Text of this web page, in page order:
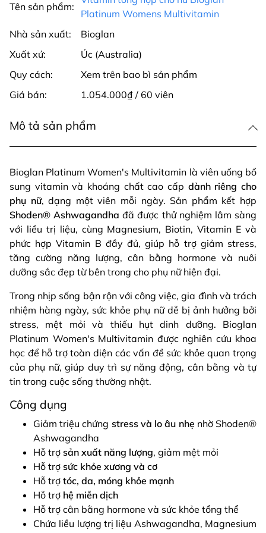
Tên sản phẩm:
Platinum Womens Multivitamin
Nhà sản xuất:
Bioglan
Xuất xứ:
Úc (Australia)
Quy cách:
Xem trên bao bì sản phẩm
Giá bán:
1.054.000₫ / 60 viên
Mô tả sản phẩm
Bioglan Platinum Women's Multivitamin là viên uống bổ
sung vitamin và khoáng chất cao cấp dành riêng cho
phụ nữ, dạng một viên mỗi ngày. Sản phẩm kết hợp
Shoden® Ashwagandha đã được thử nghiệm lâm sàng
với liều trị liệu, cùng Magnesium, Biotin, Vitamin E và
phức hợp Vitamin B đầy đủ, giúp hỗ trợ giảm stress,
tăng cường năng lượng, cân bằng hormone và nuôi
dưỡng sắc đẹp từ bên trong cho phụ nữ hiện đại.
Trong nhịp sống bận rộn với công việc, gia đình và trách
nhiệm hàng ngày, sức khỏe phụ nữ dễ bị ảnh hưởng bởi
stress, mệt mỏi và thiếu hụt dinh dưỡng. Bioglan
Platinum Women's Multivitamin được nghiên cứu khoa
học để hỗ trợ toàn diện các vấn đề sức khỏe quan trọng
của phụ nữ, giúp duy trì sự năng động, cân bằng và tự
tin trong cuộc sống thường nhật.
Công dụng
Giảm triệu chứng stress và lo âu nhẹ nhờ Shoden®
Ashwagandha
Hỗ trợ sản xuất năng lượng, giảm mệt mỏi
Hỗ trợ sức khỏe xương và cơ
Hỗ trợ tóc, da, móng khỏe mạnh
Hỗ trợ hệ miễn dịch
Hỗ trợ cân bằng hormone và sức khỏe tổng thể
Chứa liều lượng trị liệu Ashwagandha, Magnesium